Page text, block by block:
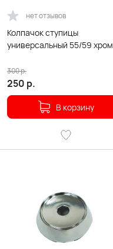
нет отзывов
Колпачок ступицы
универсальный 55/59 хром
250 р.
300р.
В корзину